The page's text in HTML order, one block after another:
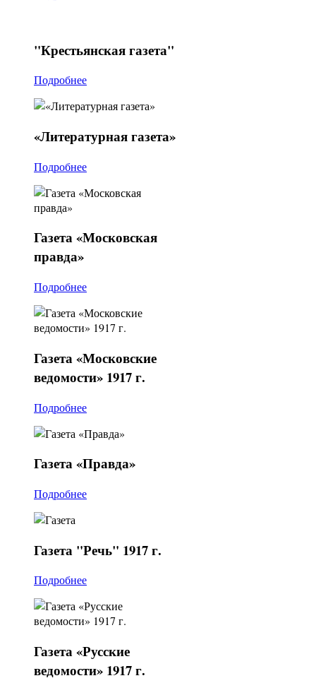
"Крестьянскаягазета"
Подробнее
«Литературнаягазета»
Подробнее
Газета«Московская
правда»
Подробнее
Газета«Московские
ведомости» 1917 г.
Подробнее
Газета«Правда»
Подробнее
Газета "Речь" 1917 г.
Подробнее
Газета«Русские
ведомости» 1917 г.